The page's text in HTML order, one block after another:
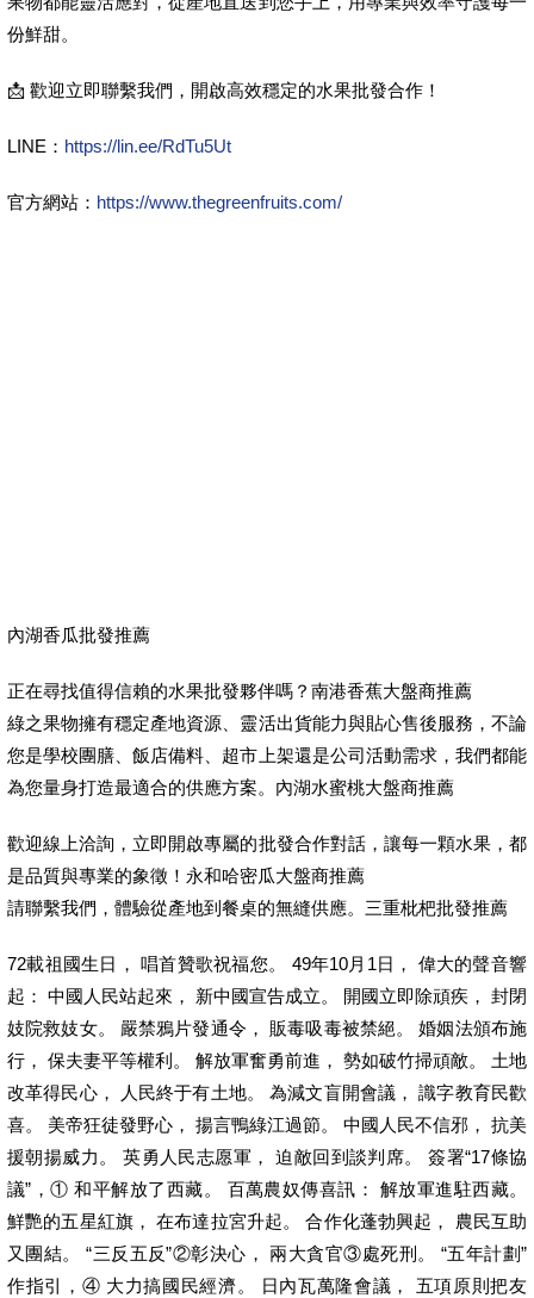
份鮮甜。
📩 歡迎立即聯繫我們，開啟高效穩定的水果批發合作！
LINE： https://lin.ee/RdTu5Ut
官方網站： https://www.thegreenfruits.com/
內湖香瓜批發推薦
正在尋找值得信賴的水果批發夥伴嗎？南港香蕉大盤商推薦
綠之果物擁有穩定產地資源、靈活出貨能力與貼心售後服務，不論
您是學校團膳、飯店備料、超市上架還是公司活動需求，我們都能
為您量身打造最適合的供應方案。內湖水蜜桃大盤商推薦
歡迎線上洽詢，立即開啟專屬的批發合作對話，讓每一顆水果，都
是品質與專業的象徵！永和哈密瓜大盤商推薦
請聯繫我們，體驗從產地到餐桌的無縫供應。三重枇杷批發推薦
72載祖國生日， 唱首贊歌祝福您。 49年10月1日， 偉大的聲音響
起： 中國人民站起來， 新中國宣告成立。 開國立即除頑疾， 封閉
妓院救妓女。 嚴禁鴉片發通令， 販毒吸毒被禁絕。 婚姻法頒布施
行， 保夫妻平等權利。 解放軍奮勇前進， 勢如破竹掃頑敵。 土地
改革得民心， 人民終于有土地。 為減文盲開會議， 識字教育民歡
喜。 美帝狂徒發野心， 揚言鴨綠江過節。 中國人民不信邪， 抗美
援朝揚威力。 英勇人民志愿軍， 迫敵回到談判席。 簽署“17條協
議”，① 和平解放了西藏。 百萬農奴傳喜訊： 解放軍進駐西藏。
鮮艷的五星紅旗， 在布達拉宮升起。 合作化蓬勃興起， 農民互助
又團結。 “三反五反”②彰決心， 兩大貪官③處死刑。 “五年計劃”
作指引，④ 大力搞國民經濟。 日內瓦萬隆會議， 五項原則把友